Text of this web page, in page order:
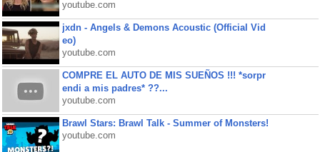
youtube.com
jxdn - Angels & Demons Acoustic (Official Vid
eo)
youtube.com
COMPRE EL AUTO DE MIS SUEÑOS !!! *sorpr
endi a mis padres* ??...
youtube.com
Brawl Stars: Brawl Talk - Summer of Monsters!
youtube.com